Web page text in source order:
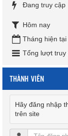
Đang truy cập
Hôm nay
Tháng hiện tại
Tổng lượt truy
THÀNH VIÊN
Hãy đăng nhập
trên site